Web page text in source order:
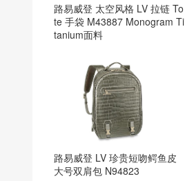
路易威登 太空风格 LV 拉链 To
te 手袋 M43887 Monogram Ti
tanium面料
路易威登 LV 珍贵短吻鳄鱼皮
大号双肩包 N94823